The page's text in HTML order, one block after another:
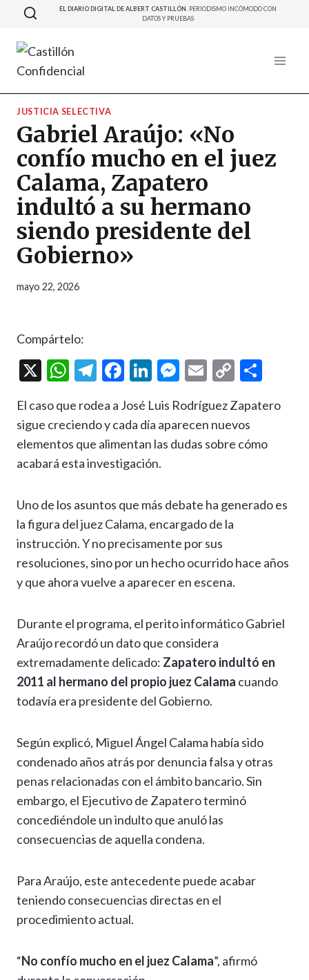
Saltar
contenido
EL DIARIO DIGITAL DE ALBERT CASTILLÓN. PERIODISMO INCÓMODO CON
DATOS Y PRUEBAS
JUSTICIA SELECTIVA
Gabriel Araújo: «No
confío mucho en el juez
Calama, Zapatero
indultó a su hermano
siendo presidente del
Gobierno»
mayo 22, 2026
Compártelo:
X
W
at
s
A
p
T
e
gr
a
F
e
b
o
k
Li
ke
dI
n
M
se
n
E
ai
l
C
p
y
k
m
p
r
El caso que rodea a José Luis Rodríguez Zapatero
sigue creciendo y cada día aparecen nuevos
elementos que alimentan las dudas sobre cómo
acabará esta investigación.
Uno de los asuntos que más debate ha generado es
la figura del juez Calama, encargado de la
instrucción. Y no precisamente por sus
resoluciones, sino por un hecho ocurrido hace años
y que ahora vuelve a aparecer en escena.
Durante el programa, el perito informático Gabriel
Araújo recordó un dato que considera
extremadamente delicado: Zapatero indultó en
2011 al hermano del propio juez Calama cuando
todavía era presidente del Gobierno.
Según explicó, Miguel Ángel Calama había sido
condenado años atrás por denuncia falsa y otras
penas relacionadas con el ámbito bancario. Sin
embargo, el Ejecutivo de Zapatero terminó
concediéndole un indulto que anuló las
consecuencias de aquella condena.
Para Araújo, este antecedente puede acabar
teniendo consecuencias directas en el
procedimiento actual.
“No confío mucho en el juez Calama”, afirmó